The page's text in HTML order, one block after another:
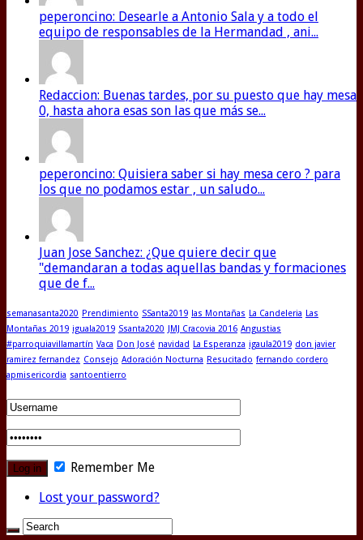
peperoncino: Desearle a Antonio Sala y a todo el
equipo de responsables de la Hermandad , ani...
Redaccion: Buenas tardes, por su puesto que hay mesa
0, hasta ahora esas son las que más se...
peperoncino: Quisiera saber si hay mesa cero ? para
los que no podamos estar , un saludo...
Juan Jose Sanchez: ¿Que quiere decir que
"demandaran a todas aquellas bandas y formaciones
que de f...
semanasanta2020 Prendimiento SSanta2019 las Montañas La Candeleria Las
Montañas 2019 iguala2019 Ssanta2020 JMJ Cracovia 2016 Angustias
#parroquiavillamartín Vaca Don José navidad La Esperanza igaula2019 don javier
ramirez fernandez Consejo Adoración Nocturna Resucitado fernando cordero
apmisericordia santoentierro
Remember Me
Lost your password?